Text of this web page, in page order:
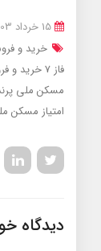
خرید و
فاز 7
خرید و
مسکن ملی پرند
امتیاز مسکن
دیدگاه